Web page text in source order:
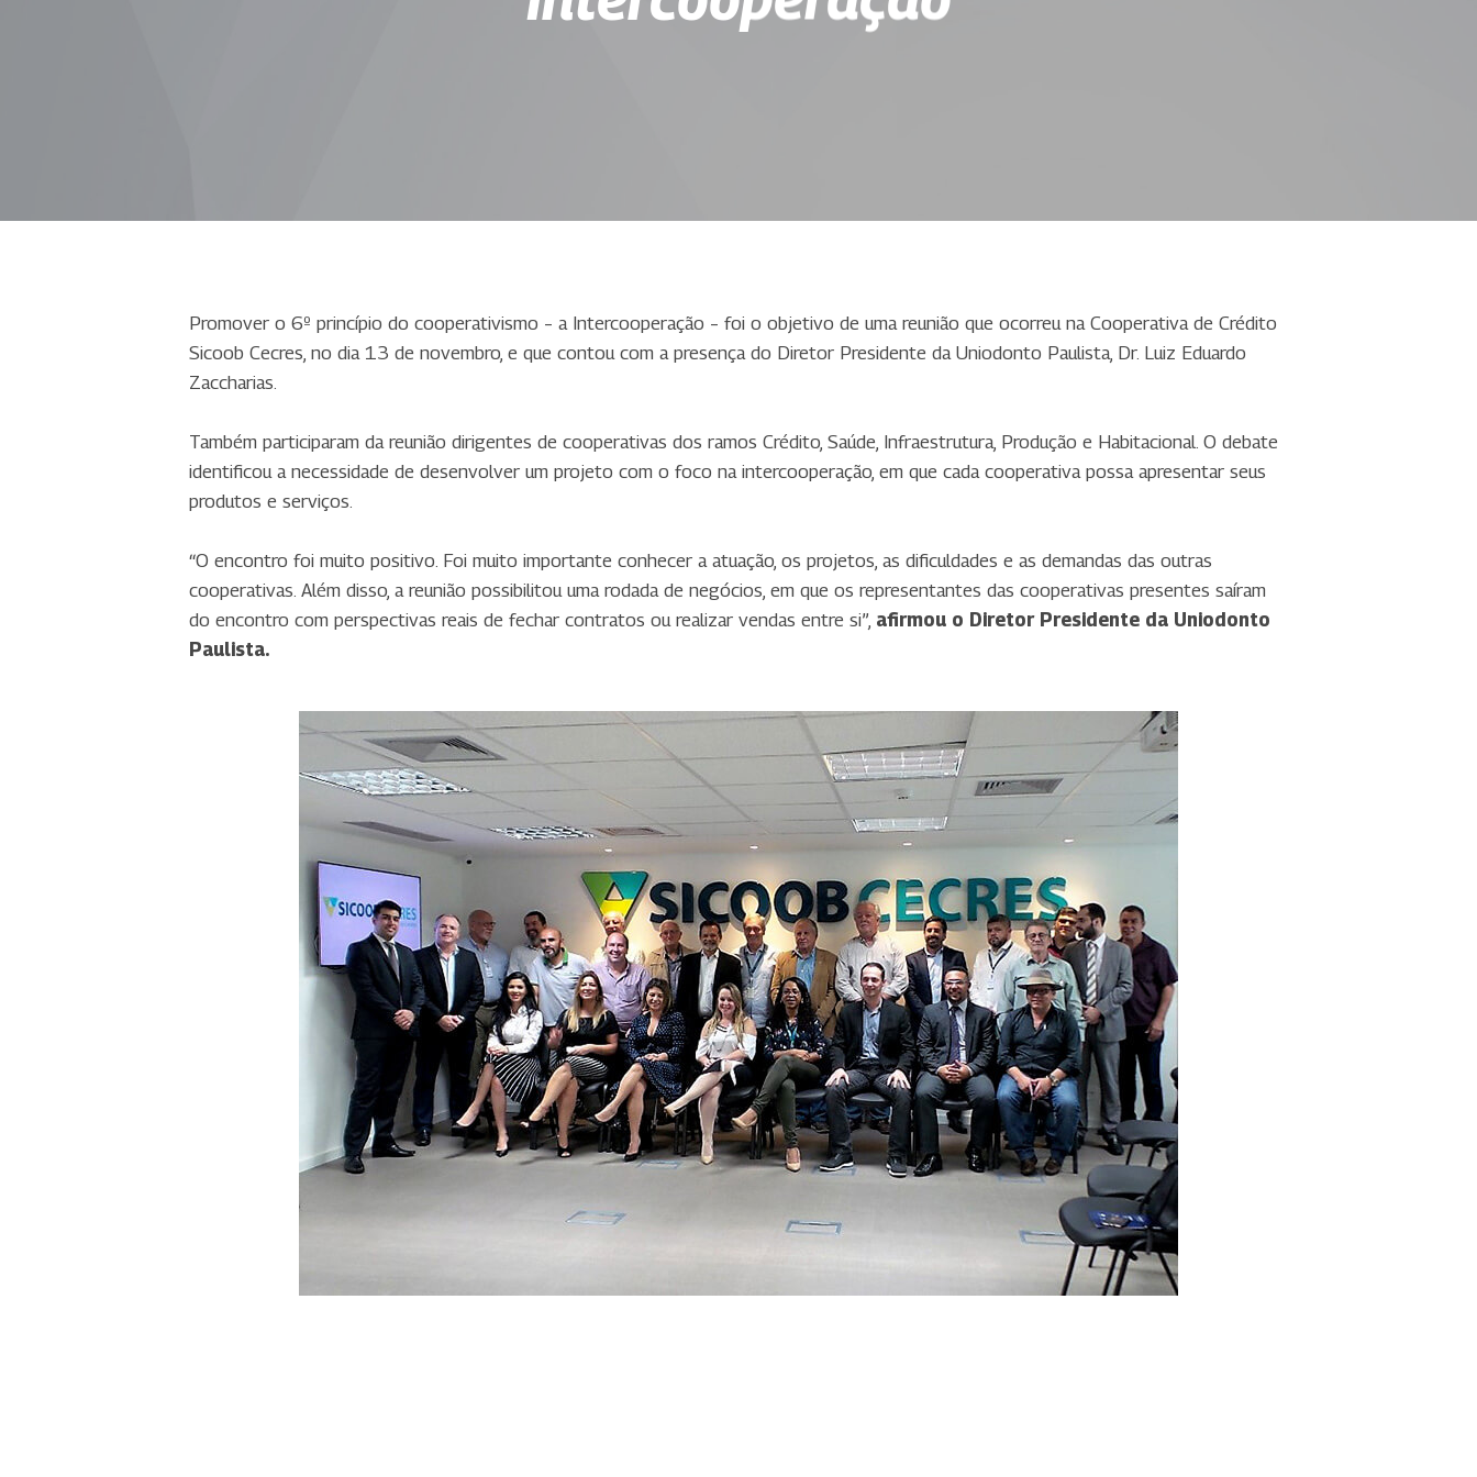
Promover o 6º princípio do cooperativismo – a Intercooperação – foi o objetivo de uma reunião que ocorreu na Cooperativa de Crédito
Sicoob Cecres, no dia 13 de novembro, e que contou com a presença do Diretor Presidente da Uniodonto Paulista, Dr. Luiz Eduardo
Zaccharias.
Também participaram da reunião dirigentes de cooperativas dos ramos Crédito, Saúde, Infraestrutura, Produção e Habitacional. O debate
identificou a necessidade de desenvolver um projeto com o foco na intercooperação, em que cada cooperativa possa apresentar seus
produtos e serviços.
“O encontro foi muito positivo. Foi muito importante conhecer a atuação, os projetos, as dificuldades e as demandas das outras
cooperativas. Além disso, a reunião possibilitou uma rodada de negócios, em que os representantes das cooperativas presentes saíram
do encontro com perspectivas reais de fechar contratos ou realizar vendas entre si”, afirmou o Diretor Presidente da Uniodonto
Paulista.